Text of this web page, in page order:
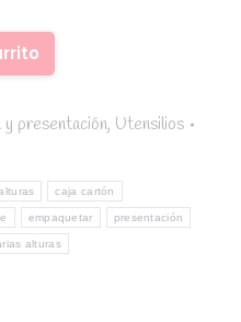
y presentación, Utensilios
caja cartón
empaquetar presentación
alturas